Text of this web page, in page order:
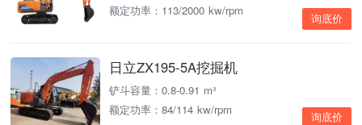
额定功率：113/2000 kw/rpm
询底价
日立ZX195-5A挖掘机
铲斗容量：0.8-0.91 m³
额定功率：84/114 kw/rpm
询底价